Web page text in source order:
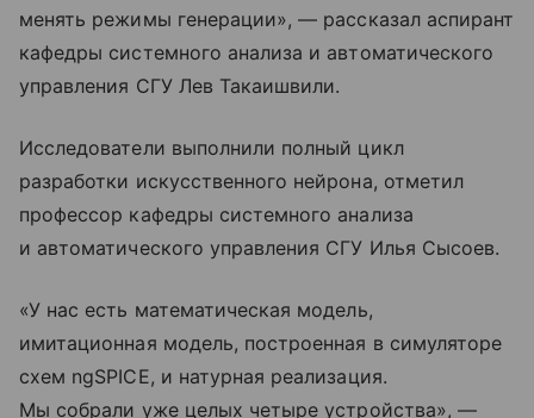
менять режимы генерации», — рассказал аспирант
кафедры системного анализа и автоматического
управления СГУ Лев Такаишвили.
Исследователи выполнили полный цикл
разработки искусственного нейрона, отметил
профессор кафедры системного анализа
и автоматического управления СГУ Илья Сысоев.
«У нас есть математическая модель,
имитационная модель, построенная в симуляторе
схем ngSPICE, и натурная реализация.
Мы собрали уже целых четыре устройства», —